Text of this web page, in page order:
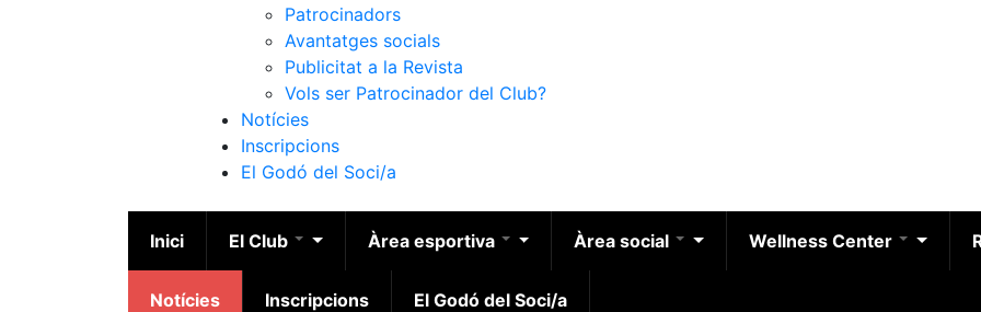
Patrocinadors
Avantatges socials
Publicitat a la Revista
Vols ser Patrocinador del Club?
Notícies
Inscripcions
El Godó del Soci/a
Inici El Club Àrea esportiva Àrea social Wellness Center
Notícies Inscripcions El Godó del Soci/a